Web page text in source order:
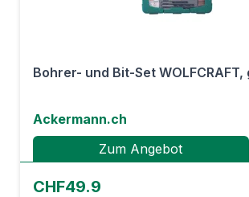
Bohrer- und Bit-Set WOLFCRAFT,
Ackermann.ch
Zum Angebot
CHF49.9